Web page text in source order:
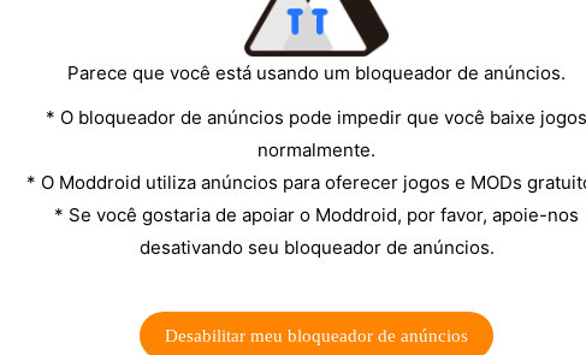
Parece que você está usando um bloqueador de anúncios.
* O bloqueador de anúncios pode impedir que você baixe jogos
normalmente.
* O Moddroid utiliza anúncios para oferecer jogos e MODs
* Se você gostaria de apoiar o Moddroid, por favor, apoie-nos
desativando seu bloqueador de anúncios.
Desabilitar meu bloqueador de anúncios